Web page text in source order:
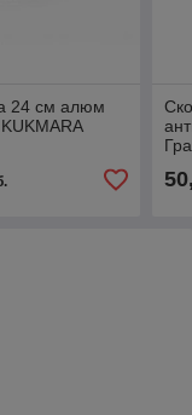
24 см алюм